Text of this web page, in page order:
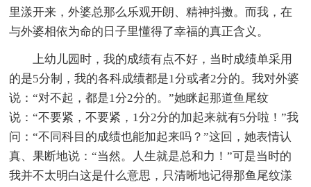
里漾开来，外婆总那么乐观开朗、精神抖擞。而我，在
与外婆相依为命的日子里懂得了幸福的真正含义。
上幼儿园时，我的成绩有点不好，当时成绩单采用
的是5分制，我的各科成绩都是1分或者2分的。我对外婆
说：“对不起，都是1分2分的。”她眯起那道鱼尾纹
说：“不要紧，不要紧，1分2分的加起来就有5分啦！”我
问：“不同科目的成绩也能加起来吗？”这回，她表情认
真、果断地说：“当然。人生就是总和力！”可是当时的
我并不太明白这是什么意思，只清晰地记得那鱼尾纹漾